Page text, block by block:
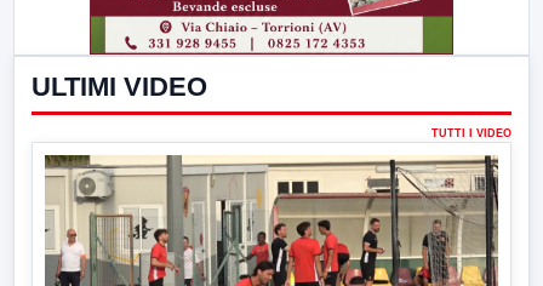
ULTIMI VIDEO
TUTTI I VIDEO